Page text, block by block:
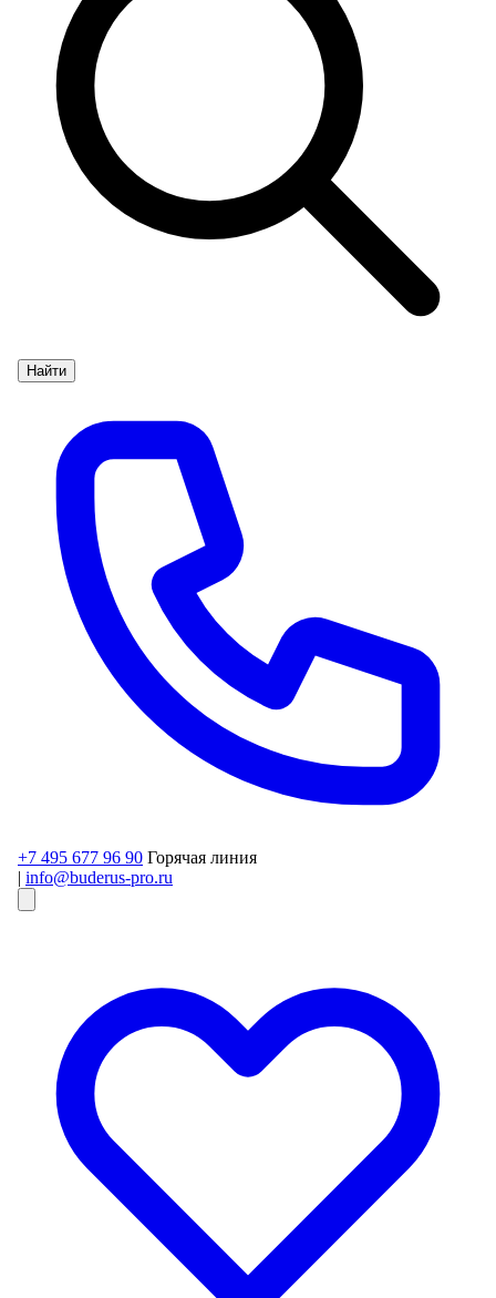
Найти
+7 495 677 96 90 Горячая линия
| info@buderus-pro.ru